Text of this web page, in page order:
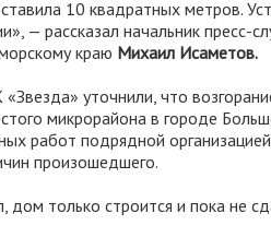
10 квадратных метров.
— рассказал начальник пресс-
краю Михаил Исаметов.
уточнили, что
микрорайона в городе
работ подрядной
произошедшего.
только строится и пока не